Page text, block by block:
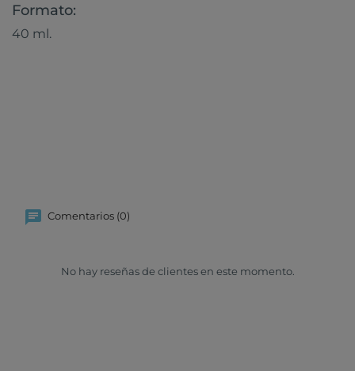
Formato:
40 ml.
Comentarios (0)
No hay reseñas de clientes en este momento.